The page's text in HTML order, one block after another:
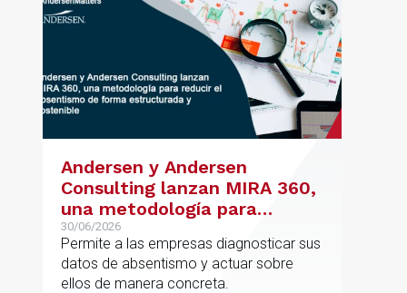
Andersen y Andersen
Consulting lanzan MIRA 360,
una metodología para
reducir el absentismo de
forma estructurada y
sostenible
30/06/2026
Permite a las empresas diagnosticar sus
datos de absentismo y actuar sobre
ellos de manera concreta.